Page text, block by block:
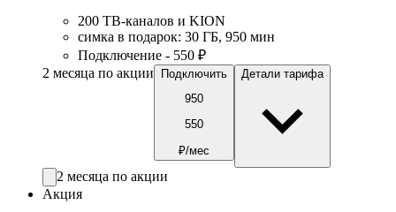
200 ТВ-каналов и KION
симка в подарок: 30 ГБ, 950 мин
Подключение - 550 ₽
2 месяца по акции
Подключить
950
550
₽/мес
Детали тарифа
2 месяца по акции
Акция